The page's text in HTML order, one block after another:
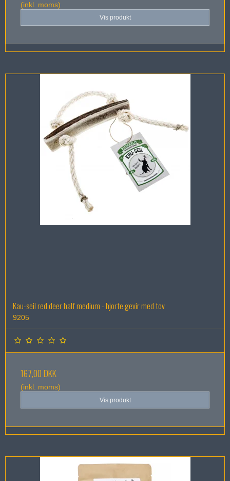
(inkl. moms)
Vis produkt
Kau-seil red deer half medium - hjorte gevir med tov
9205
167,00 DKK
(inkl. moms)
Vis produkt